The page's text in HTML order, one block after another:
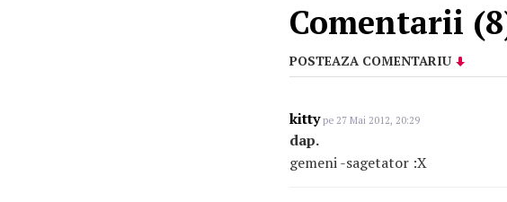
Comentarii
POSTEAZA COMENTARIU
kittype 27 Mai 2012, 20:29
dap.
gemeni -sagetator :X